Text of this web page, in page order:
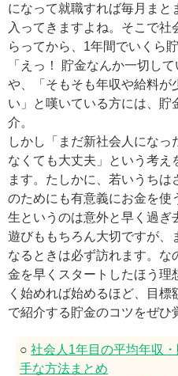
になって就職すれば毎月まと
入ってきますよね。そこで
らってから、1年間でいくら
「えっ！ 貯金なんか一切し
や、「そもそも年収や給料が
い」と嘆いている方には、貯
介。
しかし「まだ新社会人にな
なくても大丈夫」という考え
ます。たしかに、若いうち
のためにも有意義にお金を使
生というのは意外と早く過ぎ
遊びももちろん大切ですが、
なるときは必ず訪れます。
金を早くスタートしたほう理
く始めれば始めるほど、目標
で紹介する貯金のコツをぜひ
○ 社会人1年目の平均年収
手な方法まとめ